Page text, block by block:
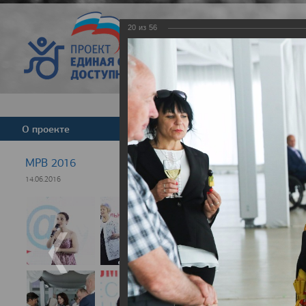
Версия для
О проекте Команда Новости
МРВ 2016
14.06.2016
20 из 56